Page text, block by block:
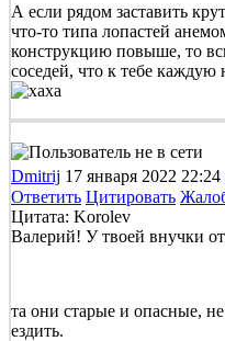
А если рядом заставить
что-то типа лопастей
конструкцию повыше, то
соседей, что к тебе
Dmitrij 17 января 2022 22:24
Ответить Цитировать
Цитата: Korolev
Валерий! У твоей внучки
та они старые и опасные,
ездить.